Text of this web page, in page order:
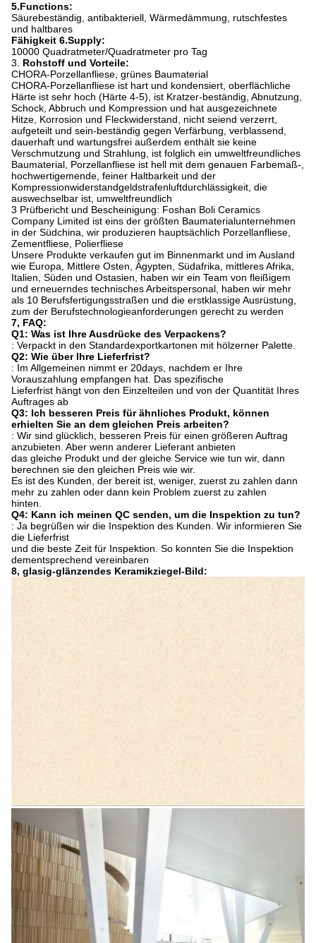
5.Functions:
Säurebeständig, antibakteriell, Wärmedämmung, rutschfestes
und haltbares
Fähigkeit 6.Supply:
10000 Quadratmeter/Quadratmeter pro Tag
3. Rohstoff und Vorteile:
CHORA-Porzellanfliese, grünes Baumaterial
CHORA-Porzellanfliese ist hart und kondensiert, oberflächliche
Härte ist sehr hoch (Härte 4-5), ist Kratzer-beständig, Abnutzung,
Schock, Abbruch und Kompression und hat ausgezeichnete
Hitze, Korrosion und Fleckwiderstand, nicht seiend verzerrt,
aufgeteilt und sein-beständig gegen Verfärbung, verblassend,
dauerhaft und wartungsfrei außerdem enthält sie keine
Verschmutzung und Strahlung, ist folglich ein umweltfreundliches
Baumaterial, Porzellanfliese ist hell mit dem genauen Farbemaß-,
hochwertigemende, feiner Haltbarkeit und der
Kompressionwiderstandgeldstrafenluftdurchlässigkeit, die
auswechselbar ist, umweltfreundlich
3 Prüfbericht und Bescheinigung: Foshan Boli Ceramics
Company Limited ist eins der größten Baumaterialunternehmen
in der Südchina, wir produzieren hauptsächlich Porzellanfliese,
Zementfliese, Polierfliese
Unsere Produkte verkaufen gut im Binnenmarkt und im Ausland
wie Europa, Mittlere Osten, Ägypten, Südafrika, mittleres Afrika,
Italien, Süden und Ostasien, haben wir ein Team von fleißigem
und erneuerndes technisches Arbeitspersonal, haben wir mehr
als 10 Berufsfertigungsstraßen und die erstklassige Ausrüstung,
zum der Berufstechnologieanforderungen gerecht zu werden
7, FAQ:
Q1: Was ist Ihre Ausdrücke des Verpackens?
: Verpackt in den Standardexportkartonen mit hölzerner Palette.
Q2: Wie über Ihre Lieferfrist?
: Im Allgemeinen nimmt er 20days, nachdem er Ihre
Vorauszahlung empfangen hat. Das spezifische
Lieferfrist hängt von den Einzelteilen und von der Quantität Ihres
Auftrages ab
Q3: Ich besseren Preis für ähnliches Produkt, können
erhielten Sie an dem gleichen Preis arbeiten?
: Wir sind glücklich, besseren Preis für einen größeren Auftrag
anzubieten. Aber wenn anderer Lieferant anbieten
das gleiche Produkt und der gleiche Service wie tun wir, dann
berechnen sie den gleichen Preis wie wir.
Es ist des Kunden, der bereit ist, weniger, zuerst zu zahlen dann
mehr zu zahlen oder dann kein Problem zuerst zu zahlen
hinten.
Q4: Kann ich meinen QC senden, um die Inspektion zu tun?
: Ja begrüßen wir die Inspektion des Kunden. Wir informieren Sie
die Lieferfrist
und die beste Zeit für Inspektion. So konnten Sie die Inspektion
dementsprechend vereinbaren
8, glasig-glänzendes Keramikziegel-Bild: